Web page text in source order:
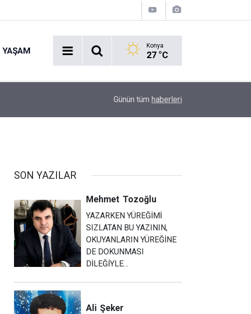
YAŞAM Konya
27 °C
Transferi Tetikledi!
Günün tüm haberleri
SON YAZILAR
Mehmet Tozoğlu
YAZARKEN YÜREĞİMİ
SIZLATAN BU YAZININ,
OKUYANLARIN YÜREĞİNE
DE DOKUNMASI
DİLEĞİYLE…
Ali Şeker